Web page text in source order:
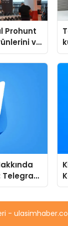
Prohunt
ve
Telegram
Bazlı
-